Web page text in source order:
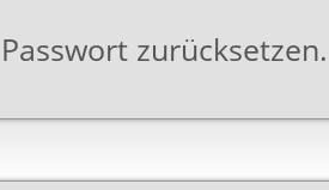
Passwort zurücksetzen.